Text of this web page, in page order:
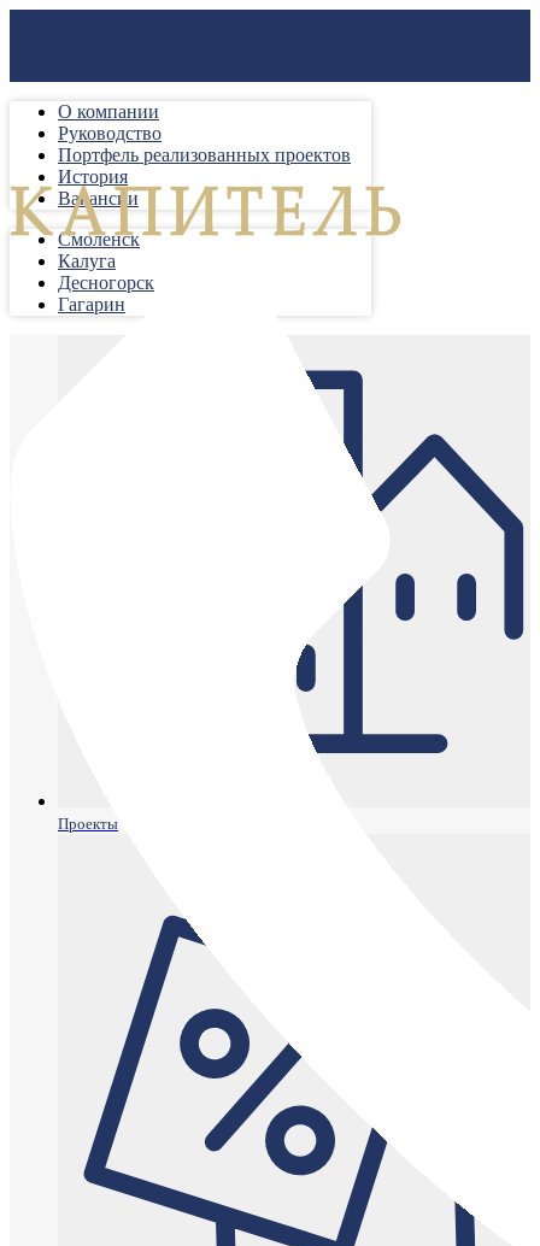
О компании
Руководство
Портфель реализованных проектов
История
Вакансии
Смоленск
Калуга
Десногорск
Гагарин
Проекты